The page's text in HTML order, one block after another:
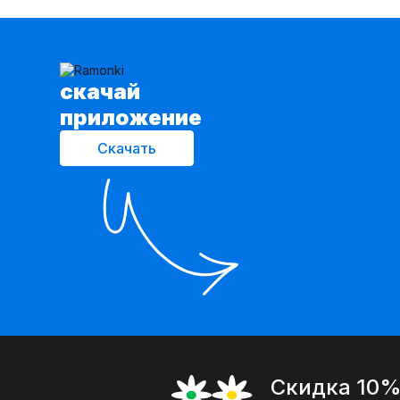
cкачай
приложение
Скачать
Скидка 10%